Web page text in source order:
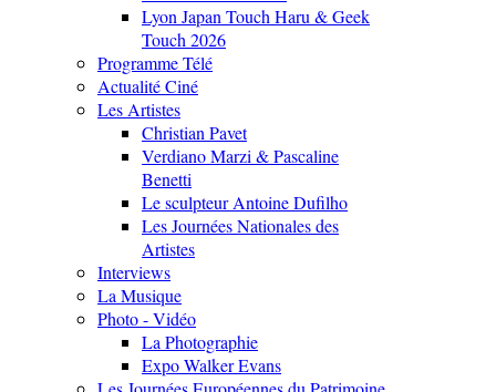
Lyon Japan Touch Haru & Geek
Touch 2026
Programme Télé
Actualité Ciné
Les Artistes
Christian Pavet
Verdiano Marzi & Pascaline
Benetti
Le sculpteur Antoine Dufilho
Les Journées Nationales des
Artistes
Interviews
La Musique
Photo - Vidéo
La Photographie
Expo Walker Evans